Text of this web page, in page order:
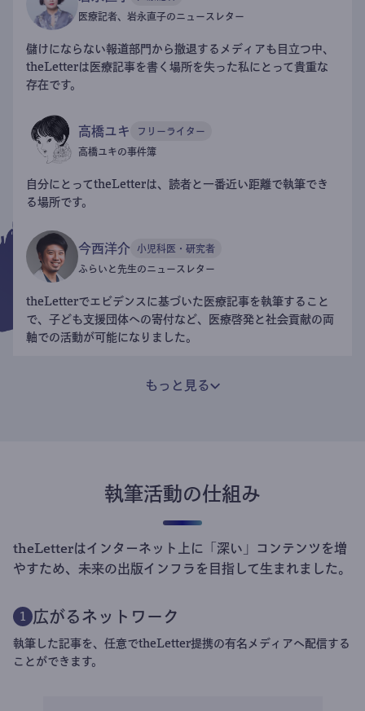
医療記者、岩永直子のニュースレター
儲けにならない報道部門から撤退するメディアも目立つ中、
theLetterは医療記事を書く場所を失った私にとって貴重な
存在です。
高橋ユキ フリーライター
高橋ユキの事件簿
自分にとってtheLetterは、読者と一番近い距離で執筆でき
る場所です。
今西洋介 小児科医・研究者
ふらいと先生のニュースレター
theLetterでエビデンスに基づいた医療記事を執筆すること
で、子ども支援団体への寄付など、医療啓発と社会貢献の両
軸での活動が可能になりました。
もっと見る
執筆活動の仕組み
theLetterはインターネット上に「深い」コンテンツを増
やすため、未来の出版インフラを目指して生まれました。
1 広がるネットワーク
執筆した記事を、任意でtheLetter提携の有名メディアへ配信する
ことができます。